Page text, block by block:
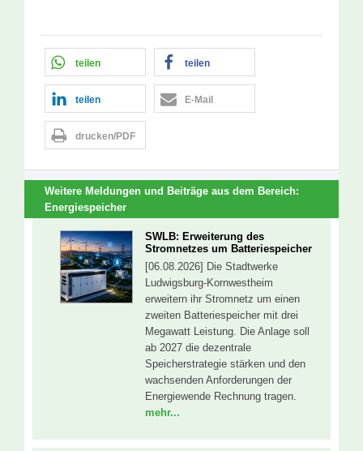
teilen teilen
teilen E-Mail
drucken/PDF
Weitere Meldungen und Beiträge aus dem Bereich:
Energiespeicher
SWLB: Erweiterung des
Stromnetzes um Batteriespeicher
[06.08.2026] Die Stadtwerke
Ludwigsburg-Kornwestheim
erweitern ihr Stromnetz um einen
zweiten Batteriespeicher mit drei
Megawatt Leistung. Die Anlage soll
ab 2027 die dezentrale
Speicherstrategie stärken und den
wachsenden Anforderungen der
Energiewende Rechnung tragen.
mehr...